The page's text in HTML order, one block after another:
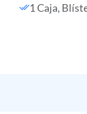
1 Caja,